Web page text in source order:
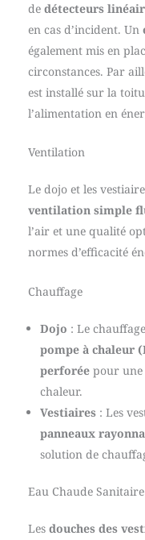
de détecteurs
en cas d’incident. Un
également mis en
circonstances. Par
est installé sur la
l’alimentation en
Ventilation
Le dojo et les
ventilation simple
l’air et une qualité
normes d’efficacité
Chauffage
Dojo : Le
pompe à chaleur
perforée pour une
chaleur.
Vestiaires : Les
panneaux
solution de
Eau Chaude Sanitaire
Les douches des